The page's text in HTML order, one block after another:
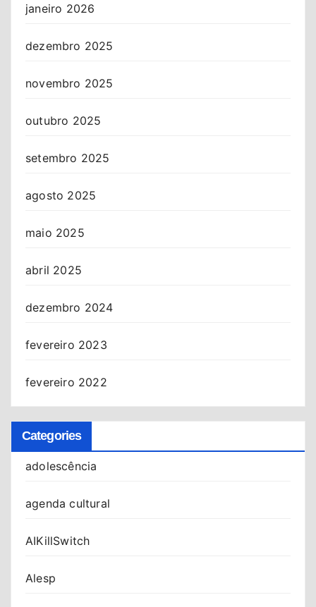
janeiro 2026
dezembro 2025
novembro 2025
outubro 2025
setembro 2025
agosto 2025
maio 2025
abril 2025
dezembro 2024
fevereiro 2023
fevereiro 2022
Categories
adolescência
agenda cultural
AIKillSwitch
Alesp